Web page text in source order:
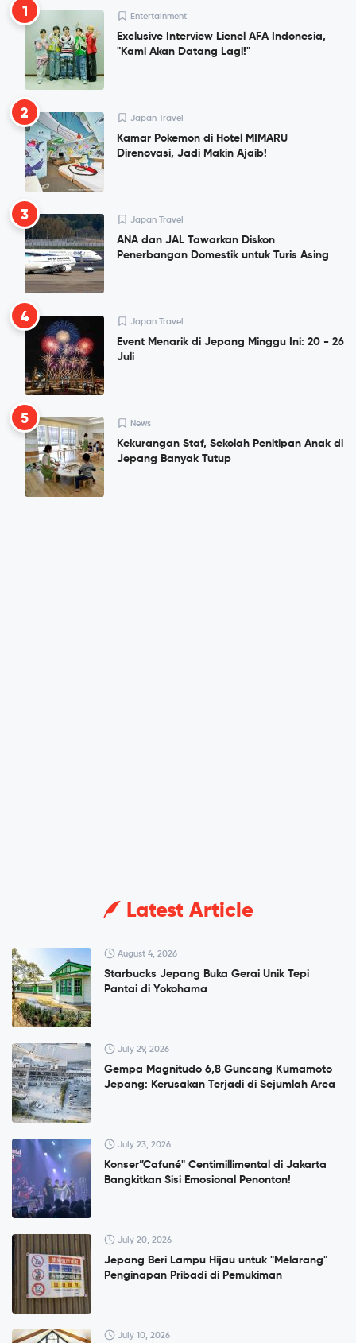
1 Entertainment
Exclusive Interview Lienel AFA Indonesia,
"Kami Akan Datang Lagi!"
2 Japan Travel
Kamar Pokemon di Hotel MIMARU
Direnovasi, Jadi Makin Ajaib!
3 Japan Travel
ANA dan JAL Tawarkan Diskon
Penerbangan Domestik untuk Turis Asing
4 Japan Travel
Event Menarik di Jepang Minggu Ini: 20 - 26
Juli
5 News
Kekurangan Staf, Sekolah Penitipan Anak di
Jepang Banyak Tutup
Latest Article
August 4, 2026
Starbucks Jepang Buka Gerai Unik Tepi
Pantai di Yokohama
July 29, 2026
Gempa Magnitudo 6,8 Guncang Kumamoto
Jepang: Kerusakan Terjadi di Sejumlah Area
July 23, 2026
Konser”Cafuné" Centimillimental di Jakarta
Bangkitkan Sisi Emosional Penonton!
July 20, 2026
Jepang Beri Lampu Hijau untuk "Melarang"
Penginapan Pribadi di Pemukiman
July 10, 2026